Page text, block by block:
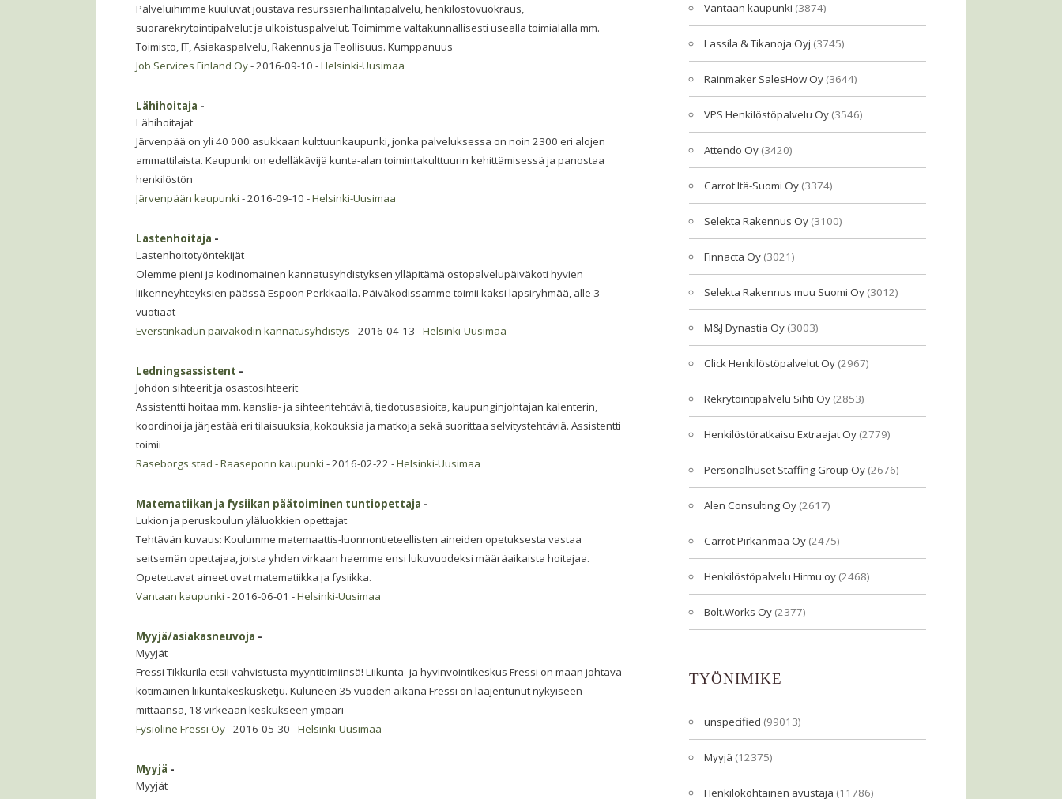
Palveluihimme kuuluvat joustava resurssienhallintapalvelu, henkilöstövuokraus,
suorarekrytointipalvelut ja ulkoistuspalvelut. Toimimme valtakunnallisesti usealla toimialalla mm.
Toimisto, IT, Asiakaspalvelu, Rakennus ja Teollisuus. Kumppanuus
Job Services Finland Oy- 2016-09-10 -Helsinki-Uusimaa
Lähihoitaja -
Lähihoitajat
Järvenpää on yli 40 000 asukkaan kulttuurikaupunki, jonka palveluksessa on noin 2300 eri alojen
ammattilaista. Kaupunki on edelläkävijä kunta-alan toimintakulttuurin kehittämisessä ja panostaa
henkilöstön
Järvenpään kaupunki - 2016-09-10 -Helsinki-Uusimaa
Lastenhoitaja -
Lastenhoitotyöntekijät
Olemme pieni ja kodinomainen kannatusyhdistyksen ylläpitämä ostopalvelupäiväkoti hyvien
liikenneyhteyksien päässä Espoon Perkkaalla. Päiväkodissamme toimii kaksi lapsiryhmää, alle 3-
vuotiaat
Everstinkadun päiväkodin kannatusyhdistys - 2016-04-13 -Helsinki-Uusimaa
Ledningsassistent -
Johdon sihteerit ja osastosihteerit
Assistentti hoitaa mm. kanslia- ja sihteeritehtäviä, tiedotusasioita, kaupunginjohtajan kalenterin,
koordinoi ja järjestää eri tilaisuuksia, kokouksia ja matkoja sekä suorittaa selvitystehtäviä. Assistentti
toimii
Raseborgs stad - Raaseporin kaupunki - 2016-02-22 -Helsinki-Uusimaa
Matematiikan ja fysiikan päätoiminen tuntiopettaja -
Lukion ja peruskoulun yläluokkien opettajat
Tehtävän kuvaus: Koulumme matemaattis-luonnontieteellisten aineiden opetuksesta vastaa
seitsemän opettajaa, joista yhden virkaan haemme ensi lukuvuodeksi määräaikaista hoitajaa.
Opetettavat aineet ovat matematiikka ja fysiikka.
Vantaan kaupunki - 2016-06-01 -Helsinki-Uusimaa
Myyjä/asiakasneuvoja -
Myyjät
Fressi Tikkurila etsii vahvistusta myyntitiimiinsä! Liikunta- ja hyvinvointikeskus Fressi on maan johtava
kotimainen liikuntakeskusketju. Kuluneen 35 vuoden aikana Fressi on laajentunut nykyiseen
mittaansa, 18 virkeään keskukseen ympäri
Fysioline Fressi Oy- 2016-05-30 -Helsinki-Uusimaa
Myyjä -
Myyjät
Vantaan kaupunki (3874)
Lassila & Tikanoja Oyj (3745)
Rainmaker SalesHow Oy (3644)
VPS Henkilöstöpalvelu Oy (3546)
Attendo Oy (3420)
Carrot Itä-Suomi Oy (3374)
Selekta Rakennus Oy (3100)
Finnacta Oy (3021)
Selekta Rakennus muu Suomi Oy (3012)
M&J Dynastia Oy (3003)
Click Henkilöstöpalvelut Oy (2967)
Rekrytointipalvelu Sihti Oy (2853)
Henkilöstöratkaisu Extraajat Oy (2779)
Personalhuset Staffing Group Oy (2676)
Alen Consulting Oy (2617)
Carrot Pirkanmaa Oy (2475)
Henkilöstöpalvelu Hirmu oy (2468)
Bolt.Works Oy (2377)
TYÖNIMIKE
unspecified (99013)
Myyjä (12375)
Henkilökohtainen avustaja (11786)